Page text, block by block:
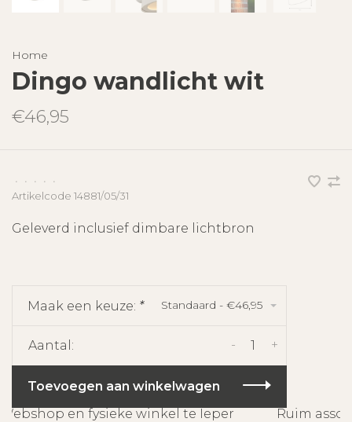
Home
Dingo wandlicht wit
€46,95
• • • •
•
Artikelcode 14881/05/31
Geleverd inclusief dimbare lichtbron
Maak een keuze: * Standaard - €46,95
Aantal: +
-
Toevoegen aan winkelwagen
en fysieke winkel te Ieper
Ruim